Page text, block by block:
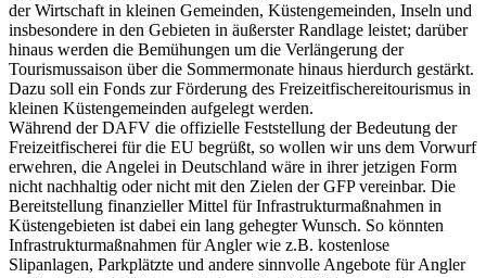
der Wirtschaft in kleinen Gemeinden, Küstengemeinden, Inseln und
insbesondere in den Gebieten in äußerster Randlage leistet; darüber
hinaus werden die Bemühungen um die Verlängerung der
Tourismussaison über die Sommermonate hinaus hierdurch gestärkt.
Dazu soll ein Fonds zur Förderung des Freizeitfischereitourismus in
kleinen Küstengemeinden aufgelegt werden.
Während der DAFV die offizielle Feststellung der Bedeutung der
Freizeitfischerei für die EU begrüßt, so wollen wir uns dem Vorwurf
erwehren, die Angelei in Deutschland wäre in ihrer jetzigen Form
nicht nachhaltig oder nicht mit den Zielen der GFP vereinbar. Die
Bereitstellung finanzieller Mittel für Infrastrukturmaßnahmen in
Küstengebieten ist dabei ein lang gehegter Wunsch. So könnten
Infrastrukturmaßnahmen für Angler wie z.B. kostenlose
Slipanlagen, Parkplätzte und andere sinnvolle Angebote für Angler